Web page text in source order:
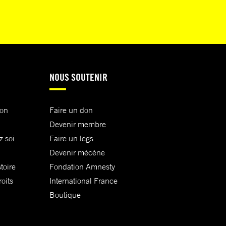
soi
NOUS SOUTENIR
Faire un don
Devenir membre
Faire un legs
Devenir mécène
Fondation Amnesty
International France
Boutique